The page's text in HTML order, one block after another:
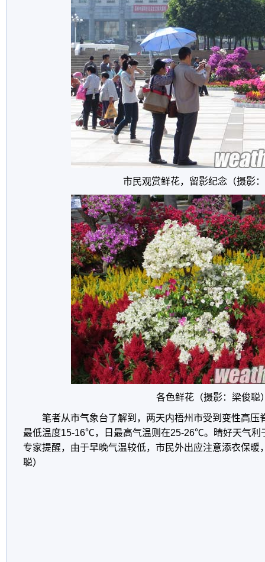
市民观赏鲜花，留影纪念（摄影
各色鲜花（摄影：梁俊聪
笔者从市气象台了解到，两天内梧州市受到变性高压
最低温度15-16℃，日最高气温则在25-26℃。晴好天气利
专家提醒，由于早晚气温较低，市民外出应注意添衣保暖
聪）